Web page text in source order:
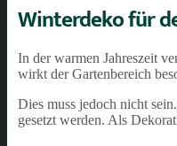
Winterdeko für
In der warmen Jahreszeit
wirkt der Gartenbereich
Dies muss jedoch nicht
gesetzt werden. Als